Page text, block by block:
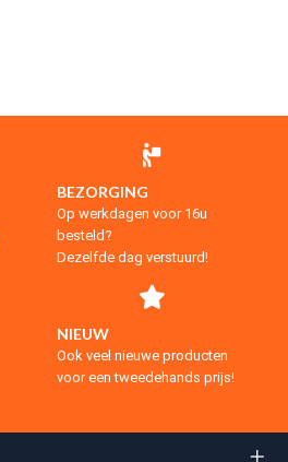
BEZORGING
Op werkdagen voor 16u
besteld?
Dezelfde dag verstuurd!
NIEUW
Ook veel nieuwe producten
voor een tweedehands prijs!